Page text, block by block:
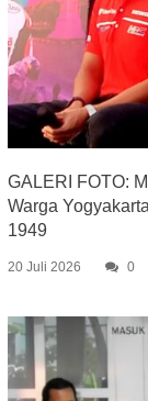
GALERI FOTO:
Warga
1949
20 Juli 2026 0